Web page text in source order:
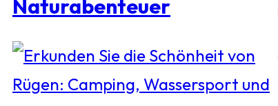
Naturabenteuer